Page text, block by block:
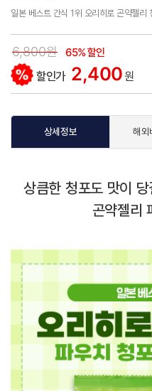
일본 베스트 간식 1위 오리히로 곤약젤리
6,800원 65% 할인
할인가 2,400원
상세정보 해외
상큼한 청포도 맛이
곤약젤리